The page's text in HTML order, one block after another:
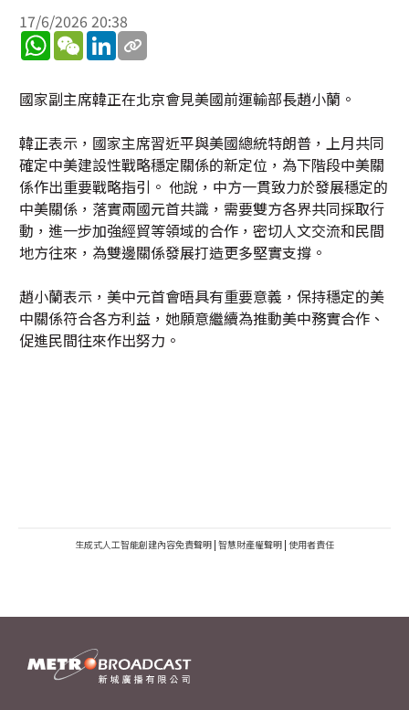
17/6/2026 20:38
WhatsApp
WeChatLinkedIn
國家副主席韓正在北京會見美國前運輸部長趙小蘭。
韓正表示，國家主席習近平與美國總統特朗普，上月共同
確定中美建設性戰略穩定關係的新定位，為下階段中美關
係作出重要戰略指引。 他說，中方一貫致力於發展穩定的
中美關係，落實兩國元首共識，需要雙方各界共同採取行
動，進一步加強經貿等領域的合作，密切人文交流和民間
地方往來，為雙邊關係發展打造更多堅實支撐。
趙小蘭表示，美中元首會晤具有重要意義，保持穩定的美
中關係符合各方利益，她願意繼續為推動美中務實合作、
促進民間往來作出努力。
生成式人工智能創建內容免責聲明 | 智慧財產權聲明 | 使用者責任